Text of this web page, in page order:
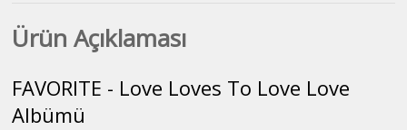
Ürün Açıklaması
FAVORITE - Love Loves To Love Love
Albümü